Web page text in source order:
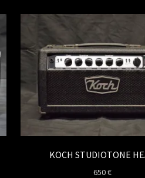
KOCH STUDIOTONE
650€